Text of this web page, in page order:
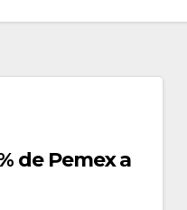
de Pemex a